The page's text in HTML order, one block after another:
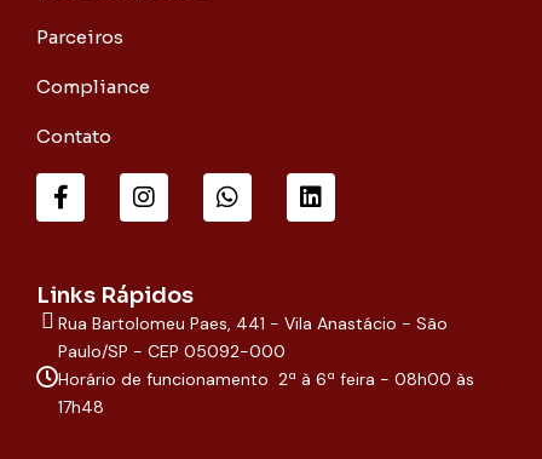
Parceiros
Compliance
Contato
a
c
o
o
k
-
f
n
s
g
r
a
m
h
a
p
i
n
n
Links Rápidos
Rua Bartolomeu Paes, 441 - Vila Anastácio - São
Paulo/SP - CEP 05092-000
Horário de funcionamento 2ª à 6ª feira - 08h00 às
17h48